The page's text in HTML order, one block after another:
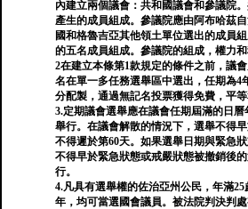
內建立兩個議會：共和國議會和參議院
產生的成員組成。參議院應由阿布哈茲
國和格魯吉亞其他領土單位選出的成員
的五名成員組成。參議院的組成，權力和
2在建立本條第1款規定的條件之前，議
名在單一多任務選舉區中選出，任期為4
分配製，通過無記名投票獲得免費，平等
3.定期議會選舉應在議會任期屆滿的日
舉行。在議會解散的情況下，選舉不得
不得遲於第60天。如果選舉日期與緊急
不得早於緊急狀態或戒嚴狀態被撤銷後
行。
4.凡具有選舉權的佐治亞州公民，年滿
年，均可當選國會議員。被法院判決判